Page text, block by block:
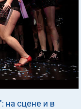
на сцене и в